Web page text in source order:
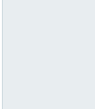
testdatei.txt"
nutzer/files"